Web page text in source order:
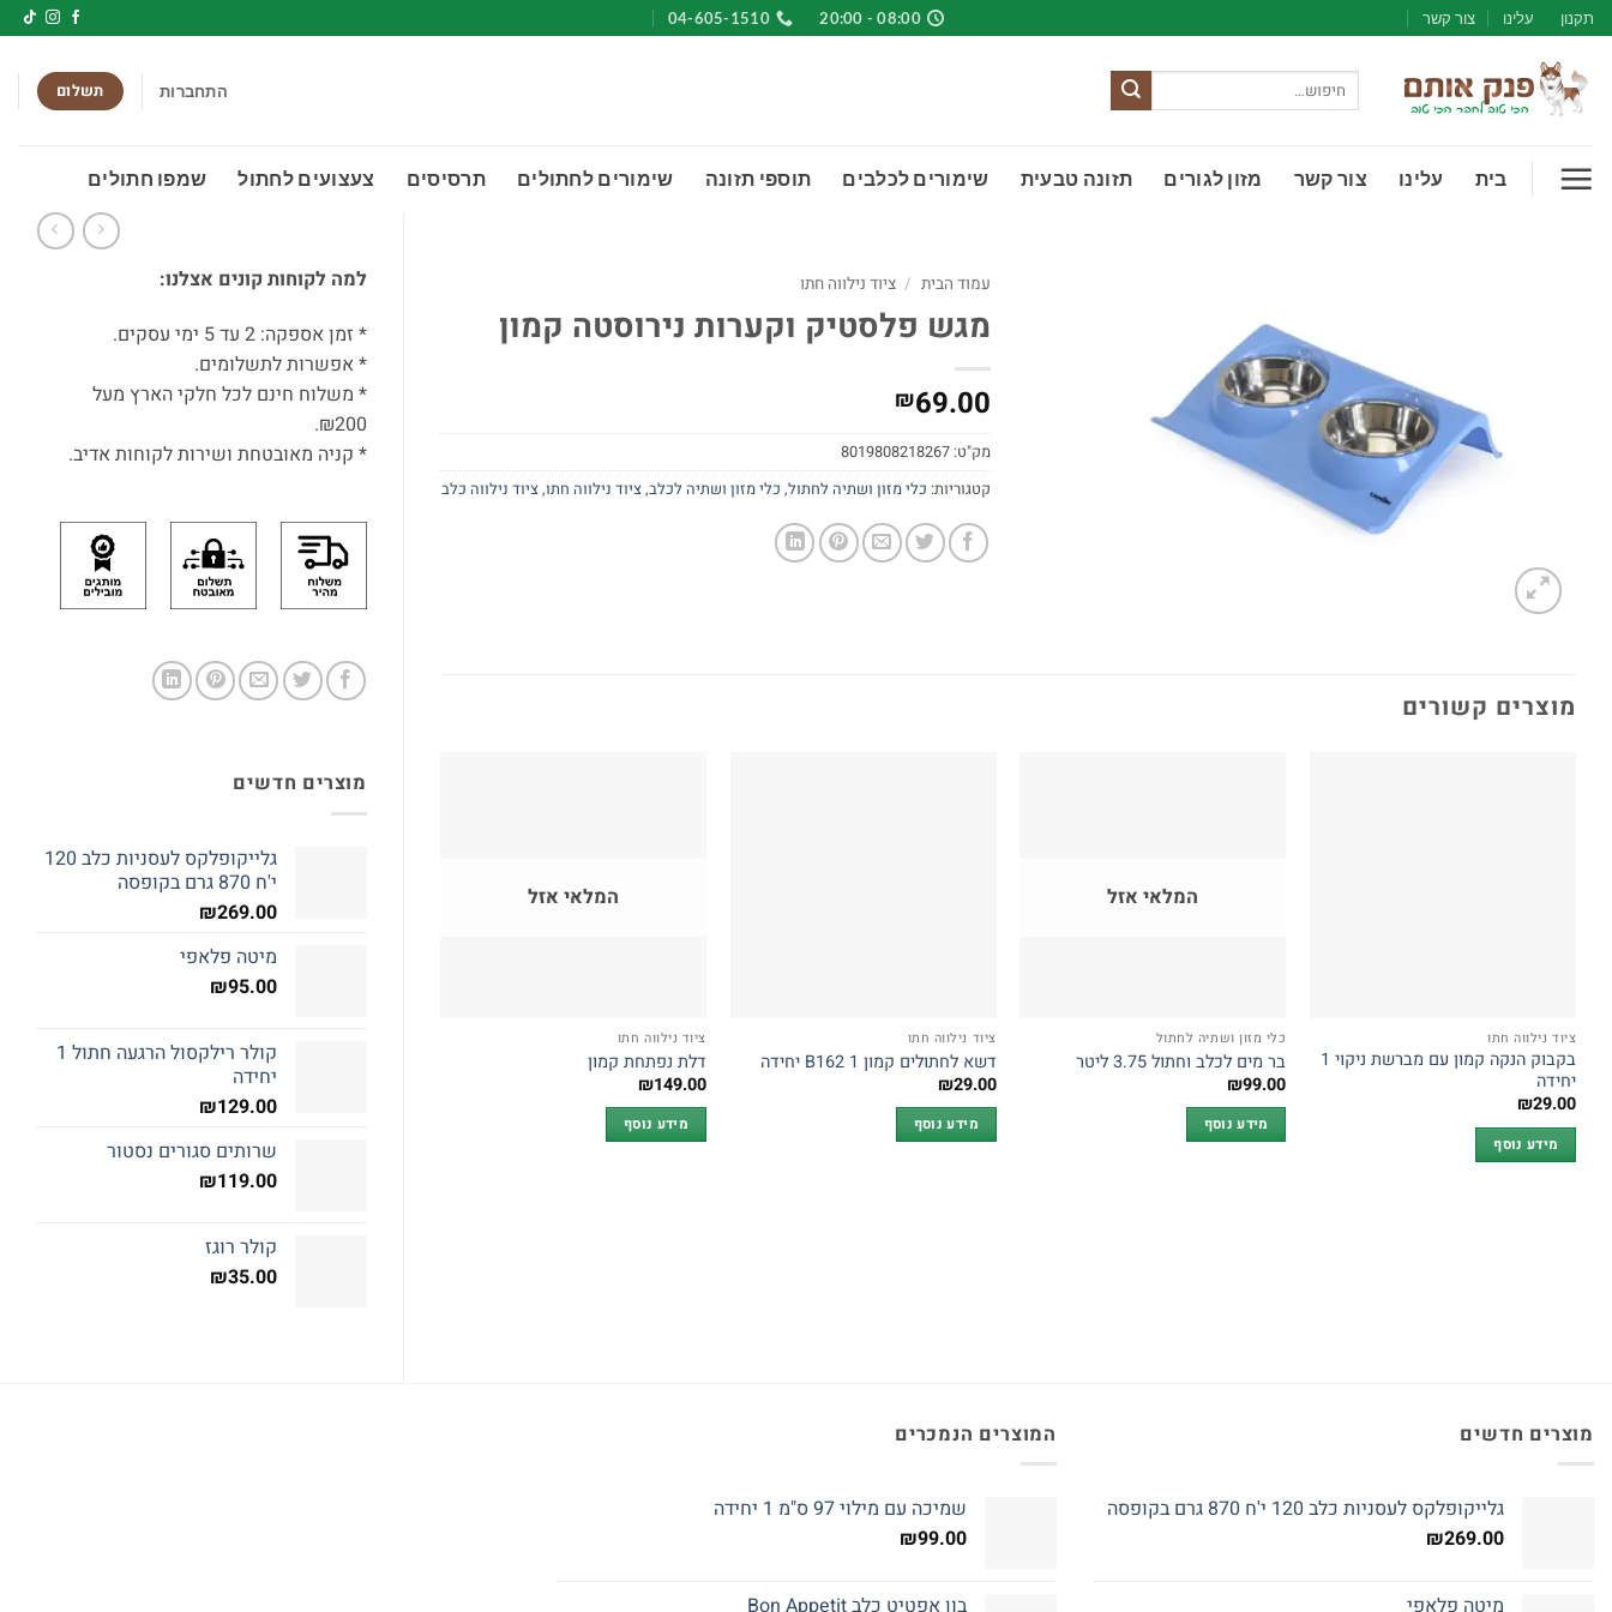
Skip
to
content
תקנון עלינו צור קשר 08:00 - 20:00
04-605-1510
עבור:
התחברות תשלום
בית עלינו צור קשר מזון לגורים תזונה טבעית שימורים לכלבים תוספי תזונה שימורים לחתולים תרסיסים צעצועים לחתול שמפו חתולים
למה לקוחות קונים אצלנו:
* זמן אספקה: 2 עד 5 ימי עסקים.
* אפשרות לתשלומים.
* משלוח חינם לכל חלקי הארץ מעל
₪200.
* קניה מאובטחת ושירות לקוחות אדיב.
מוצרים חדשים
גלייקופלקס לעסניות כלב 120
י'ח 870 גרם בקופסה
₪269.00
מיטה פלאפי
₪95.00
קולר רילקסול הרגעה חתול 1
יחידה
₪129.00
שרותים סגורים נסטור
₪119.00
קולר רוגז
₪35.00
עמוד הבית / ציוד נילווה חתו
מגש פלסטיק וקערות נירוסטה קמון
₪69.00
מק"ט:8019808218267
קטגוריות: כלי מזון ושתיה לחתול, כלי מזון ושתיה לכלב,ציוד נילווה חתו,ציוד נילווה כלב
מוצרים קשורים
ציוד נילווה חתו
בקבוק הנקה קמון עם מברשת ניקוי 1
יחידה
₪29.00
מידע נוסף
המלאי אזל
כלי מזון ושתיה לחתול
בר מים לכלב וחתול 3.75 ליטר
₪99.00
מידע נוסף
ציוד נילווה חתו
דשא לחתולים קמון B162 1 יחידה
₪29.00
מידע נוסף
המלאי אזל
ציוד נילווה חתו
דלת נפתחת קמון
₪149.00
מידע נוסף
המלאי אזל
מתקן בראק להגשת שתיה
דלי אחסון 4 לבן ק''ג 1 יחידה
מוצרים חדשים
גלייקופלקס לעסניות כלב 120 י'ח 870 גרם בקופסה
₪269.00
מיטה פלאפי
המוצרים הנמכרים
שמיכה עם מילוי 97 ס"מ 1 יחידה
₪99.00
בון אפטיט כלב Bon Appetit